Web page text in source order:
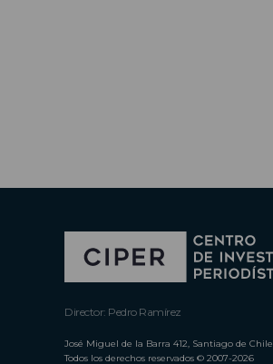
Director: Pedro Ramírez
José Miguel de la Barra 412, Santiago de Chile
Todos los derechos reservados © 2007-2026